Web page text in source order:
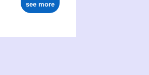
see more